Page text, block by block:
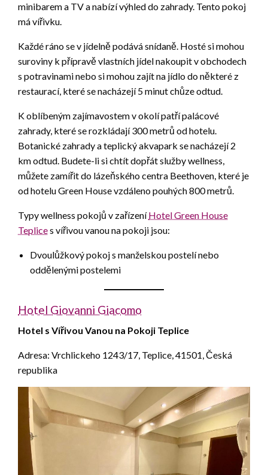
minibarem a TV a nabízí výhled do zahrady. Tento pokoj
má vířivku.
Každé ráno se v jídelně podává snídaně. Hosté si mohou
suroviny k přípravě vlastních jídel nakoupit v obchodech
s potravinami nebo si mohou zajít na jídlo do některé z
restaurací, které se nacházejí 5 minut chůze odtud.
K oblíbeným zajímavostem v okolí patří palácové
zahrady, které se rozkládají 300 metrů od hotelu.
Botanické zahrady a teplický akvapark se nacházejí 2
km odtud. Budete-li si chtít dopřát služby wellness,
můžete zamířit do lázeňského centra Beethoven, které je
od hotelu Green House vzdáleno pouhých 800 metrů.
Typy wellness pokojů v zařízeníHotel Green House
Teplices vířivou vanou na pokoji jsou:
Dvoulůžkový pokoj s manželskou postelí nebo
oddělenými postelemi
Hotel Giovanni Giacomo
Hotel s Vířivou Vanou na Pokoji Teplice
Adresa: Vrchlickeho 1243/17, Teplice, 41501, Česká
republika